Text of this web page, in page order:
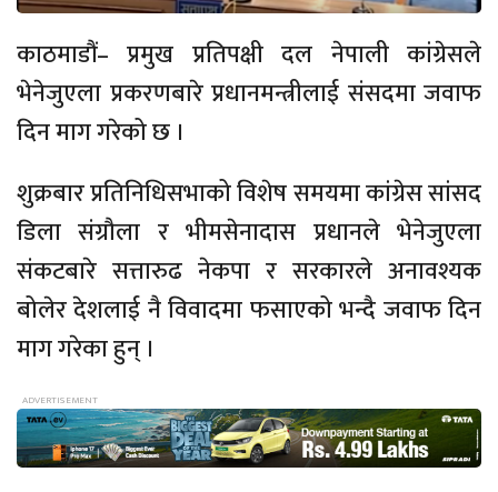
काठमाडौं– प्रमुख प्रतिपक्षी दल नेपाली कांग्रेसले
भेनेजुएला प्रकरणबारे प्रधानमन्त्रीलाई संसदमा जवाफ
दिन माग गरेको छ ।
शुक्रबार प्रतिनिधिसभाको विशेष समयमा कांग्रेस सांसद
डिला संग्रौला र भीमसेनादास प्रधानले भेनेजुएला
संकटबारे सत्तारुढ नेकपा र सरकारले अनावश्यक
बोलेर देशलाई नै विवादमा फसाएको भन्दै जवाफ दिन
माग गरेका हुन् ।